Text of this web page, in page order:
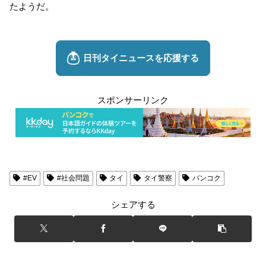
たようだ。
スポンサーリンク
#EV #社会問題 タイ タイ警察 バンコク
シェアする